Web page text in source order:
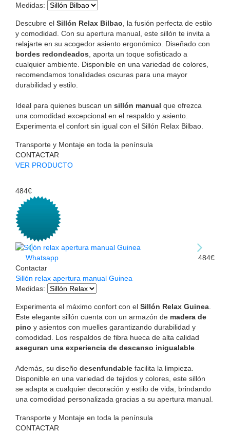
Medidas:
Descubre el Sillón Relax Bilbao , la fusión perfecta de estilo
y comodidad. Con su apertura manual, este sillón te invita a
relajarte en su acogedor asiento ergonómico. Diseñado con
bordes redondeados , aporta un toque sofisticado a
cualquier ambiente. Disponible en una variedad de colores,
recomendamos tonalidades oscuras para una mayor
durabilidad y estilo.
Ideal para quienes buscan un sillón manual que ofrezca
una comodidad excepcional en el respaldo y asiento.
Experimenta el confort sin igual con el Sillón Relax Bilbao.
Transporte y Montaje en toda la península
CONTACTAR
VER PRODUCTO
484€
Whatsapp
Contactar
484€
Sillón relax apertura manual Guinea
Medidas:
Experimenta el máximo confort con el Sillón Relax Guinea
Este elegante sillón cuenta con un armazón de madera de
pino y asientos con muelles garantizando durabilidad y
comodidad. Los respaldos de fibra hueca de alta calidad
aseguran una experiencia de descanso inigualable
Además, su diseño desenfundable facilita la limpieza.
Disponible en una variedad de tejidos y colores, este sillón
se adapta a cualquier decoración y estilo de vida, brindando
una comodidad personalizada gracias a su apertura manual.
Transporte y Montaje en toda la península
CONTACTAR